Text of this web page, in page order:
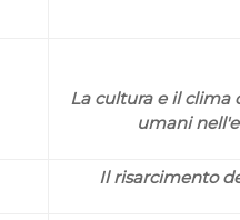
La cultura e il
umani
Il risarcimento